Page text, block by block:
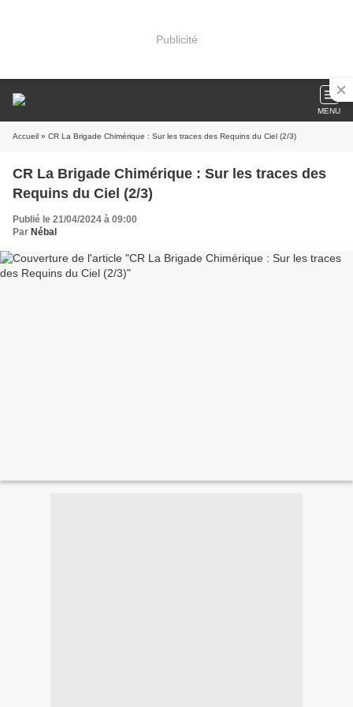
Publicité
MENU
Accueil » CR La Brigade Chimérique : Sur les traces des Requins du Ciel (2/3)
CR La Brigade Chimérique : Sur les traces des
Requins du Ciel (2/3)
Publié le 21/04/2024 à 09:00
Par Nébal